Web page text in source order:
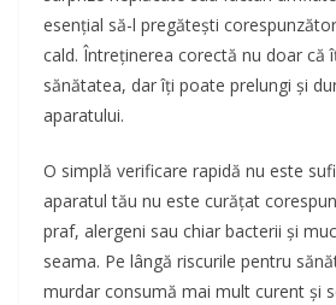
esențial să-l pregătești
cald. Întreținerea corectă nu doar că
sănătatea, dar îți poate prelungi și
aparatului.
O simplă verificare rapidă nu este
aparatul tău nu este curățat
praf, alergeni sau chiar bacterii și
seama. Pe lângă riscurile pentru
murdar consumă mai mult curent și